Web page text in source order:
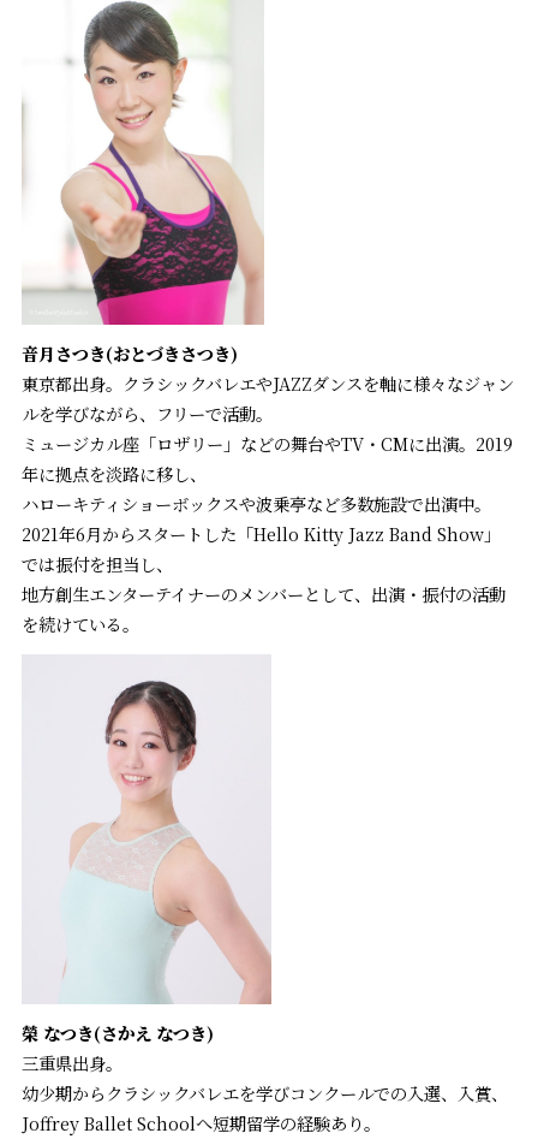
音月さつき(おとづきさつき)
東京都出身。クラシックバレエやJAZZダンスを軸に様々なジャン
ルを学びながら、フリーで活動。
ミュージカル座「ロザリー」などの舞台やTV・CMに出演。2019
年に拠点を淡路に移し、
ハローキティショーボックスや波乗亭など多数施設で出演中。
2021年6月からスタートした「Hello Kitty Jazz Band Show」
では振付を担当し、
地方創生エンターテイナーのメンバーとして、出演・振付の活動
を続けている。
榮 なつき(さかえ なつき)
三重県出身。
幼少期からクラシックバレエを学びコンクールでの入選、入賞、
Joffrey Ballet Schoolへ短期留学の経験あり。